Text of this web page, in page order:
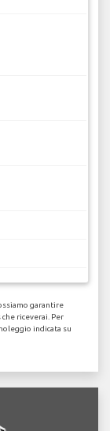
garantire
riceverai. Per
indicata su